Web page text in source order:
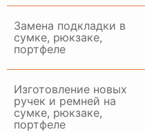
Замена подкладки в
сумке, рюкзаке,
портфеле
Изготовление новых
ручек и ремней на
сумке, рюкзаке,
портфеле